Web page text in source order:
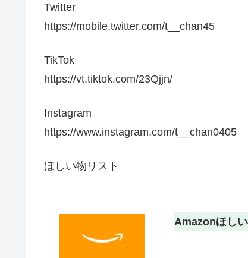
Twitter
https://mobile.twitter.com/t__chan45
TikTok
https://vt.tiktok.com/23Qjjn/
Instagram
https://www.instagram.com/t__chan0405
ほしい物リスト
Amazonほし